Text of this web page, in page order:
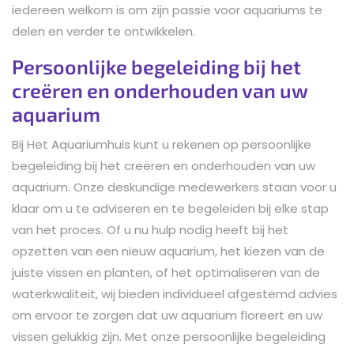
iedereen welkom is om zijn passie voor aquariums te
delen en verder te ontwikkelen.
Persoonlijke begeleiding bij het
creëren en onderhouden van uw
aquarium
Bij Het Aquariumhuis kunt u rekenen op persoonlijke
begeleiding bij het creëren en onderhouden van uw
aquarium. Onze deskundige medewerkers staan voor u
klaar om u te adviseren en te begeleiden bij elke stap
van het proces. Of u nu hulp nodig heeft bij het
opzetten van een nieuw aquarium, het kiezen van de
juiste vissen en planten, of het optimaliseren van de
waterkwaliteit, wij bieden individueel afgestemd advies
om ervoor te zorgen dat uw aquarium floreert en uw
vissen gelukkig zijn. Met onze persoonlijke begeleiding